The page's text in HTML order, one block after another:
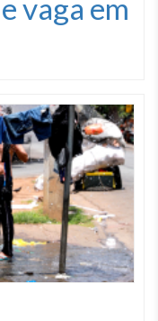
vaga em